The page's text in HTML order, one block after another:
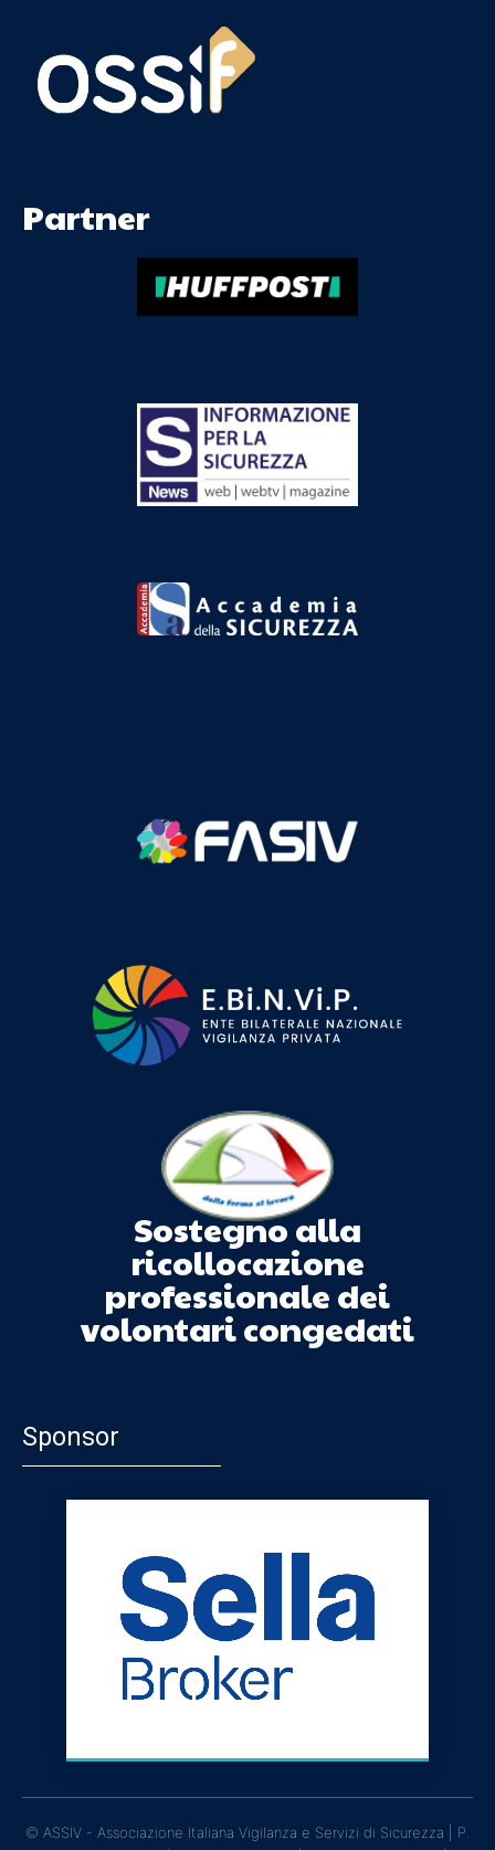
Partner
Sostegno alla
ricollocazione
professionale dei
volontari congedati
Sponsor
© ASSIV - Associazione Italiana Vigilanza e Servizi di Sicurezza | P.